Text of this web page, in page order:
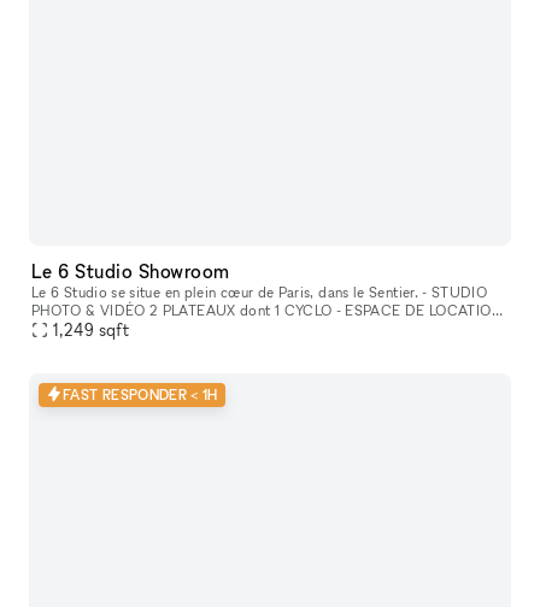
Le 6 Studio Showroom
Le 6 Studio se situe en plein cœur de Paris, dans le Sentier. - STUDIO
PHOTO & VIDÉO 2 PLATEAUX dont 1 CYCLO - ESPACE DE LOCATION
POUR SHOWROOMS / EXPOSITIONS / CASTINGS
1,249 sqft
FAST RESPONDER < 1H